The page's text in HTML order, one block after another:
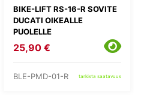
BIKE-LIFT RS-16-R SOVITE
DUCATI OIKEALLE
PUOLELLE
25,90 €
BLE-PMD-01-R tarkista saatavuus